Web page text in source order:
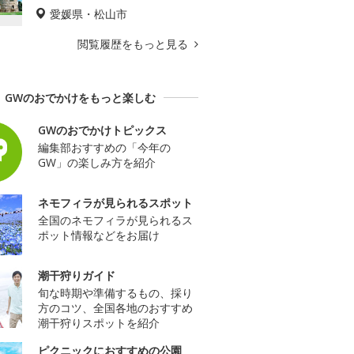
愛媛県・松山市
閲覧履歴をもっと見る
GWのおでかけをもっと楽しむ
GWのおでかけトピックス
編集部おすすめの「今年の
GW」の楽しみ方を紹介
ネモフィラが見られるスポット
全国のネモフィラが見られるス
ポット情報などをお届け
潮干狩りガイド
旬な時期や準備するもの、採り
方のコツ、全国各地のおすすめ
潮干狩りスポットを紹介
ピクニックにおすすめの公園